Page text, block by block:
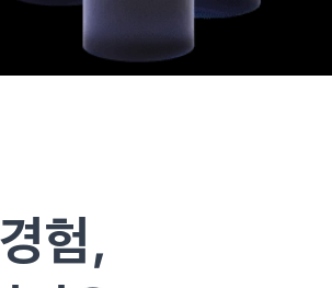
험,